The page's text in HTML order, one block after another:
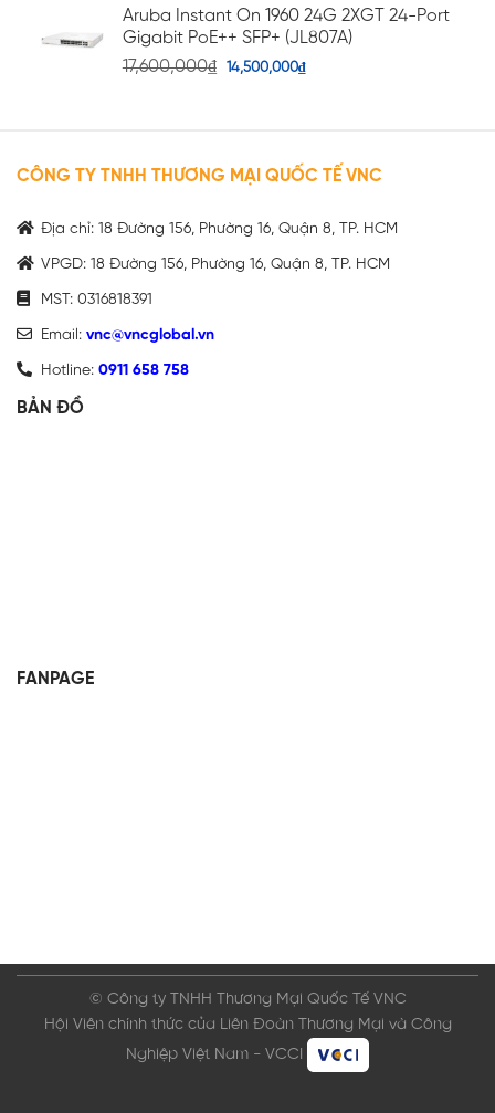
Aruba Instant On 1960 24G 2XGT 24-Port
Gigabit PoE++ SFP+ (JL807A)
17,600,000₫ 14,500,000₫
CÔNG TY TNHH THƯƠNG MẠI QUỐC TẾ VNC
Địa chỉ: 18 Đường 156, Phường 16, Quận 8, TP. HCM
VPGD: 18 Đường 156, Phường 16, Quận 8, TP. HCM
MST: 0316818391
Email: vnc@vncglobal.vn
Hotline: 0911 658 758
BẢN ĐỒ
FANPAGE
© Công ty TNHH Thương Mại Quốc Tế VNC
Hội Viên chính thức của Liên Đoàn Thương Mại và Công
Nghiệp Việt Nam - VCCI